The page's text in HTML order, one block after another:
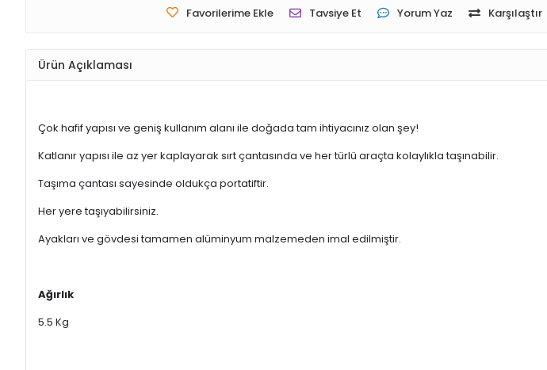
Favorilerime Ekle Tavsiye Et Yorum Yaz Karşılaştır
Ürün Açıklaması
Çok hafif yapısı ve geniş kullanım alanı ile doğada tam ihtiyacınız olan şey!
Katlanır yapısı ile az yer kaplayarak sırt çantasında ve her türlü araçta kolaylıkla taşınabilir.
Taşıma çantası sayesinde oldukça portatiftir.
Her yere taşıyabilirsiniz.
Ayakları ve gövdesi tamamen alüminyum malzemeden imal edilmiştir.
Ağırlık
5.5 Kg